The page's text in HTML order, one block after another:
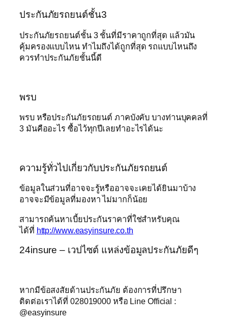
ประกันภัยรถยนต์ชั้น3
ประกันภัยรถยนต์ชั้น 3 ชั้นที่มีราคาถูกที่สุด แล้วมัน
คุ้มครองแบบไหน ทำไมถึงได้ถูกที่สุด รถแบบไหนถึง
ควรทำประกันภัยชั้นนี้ดี
พรบ
พรบ หรือประกันภัยรถยนต์ ภาคบังคับ บางท่านบุคคลที่
3 มันคืออะไร ซื้อไว้ทุกปีเลยทำอะไรได้นะ
ความรู้ทั่วไปเกี่ยวกับประกันภัยรถยนต์
ข้อมูลในส่วนที่อาจจะรู้หรืออาจจะเคยได้ยินมาบ้าง
อาจจะมีข้อมูลที่มองหา ไม่มากก็น้อย
สามารถค้นหาเบี้ยประกันราคาที่ใช่สำหรับคุณ
ได้ที่ http://www.easyinsure.co.th
24insure – เวปไซต์ แหล่งข้อมูลประกันภัยดีๆ
หากมีข้อสงสัยด้านประกันภัย ต้องการที่ปรึกษา
ติดต่อเราได้ที่ 028019000 หรือ Line Official :
@easyinsure